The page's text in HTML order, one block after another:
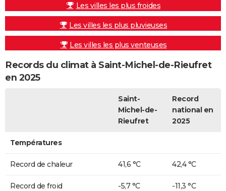
Les villes les plus froides
Les villes les plus pluvieuses
Les villes les plus venteuses
Records du climat à Saint-Michel-de-Rieufret
en 2025
Saint-
Michel-de-
Rieufret
Record
national en
2025
Températures
Record de chaleur 41,6 °C 42,4 °C
Record de froid -5,7 °C -11,3 °C